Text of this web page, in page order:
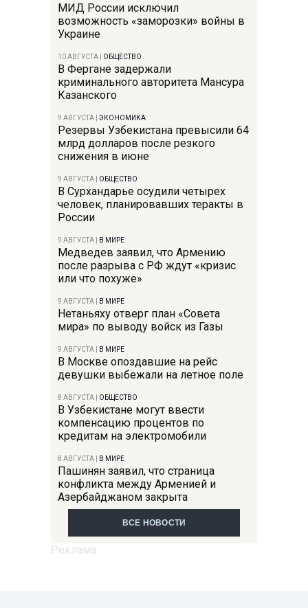
МИД России исключил
возможность «заморозки» войны в
Украине
10 АВГУСТА ОБЩЕСТВО
В Фергане задержали
криминального авторитета Мансура
Казанского
9 АВГУСТА ЭКОНОМИКА
Резервы Узбекистана превысили 64
млрд долларов после резкого
снижения в июне
9 АВГУСТА ОБЩЕСТВО
В Сурхандарье осудили четырех
человек, планировавших теракты в
России
9 АВГУСТА В МИРЕ
Медведев заявил, что Армению
после разрыва с РФ ждут «кризис
или что похуже»
9 АВГУСТА В МИРЕ
Нетаньяху отверг план «Совета
мира» по выводу войск из Газы
9 АВГУСТА В МИРЕ
В Москве опоздавшие на рейс
девушки выбежали на летное поле
8 АВГУСТА ОБЩЕСТВО
В Узбекистане могут ввести
компенсацию процентов по
кредитам на электромобили
8 АВГУСТА В МИРЕ
Пашинян заявил, что страница
конфликта между Арменией и
Азербайджаном закрыта
ВСЕ НОВОСТИ